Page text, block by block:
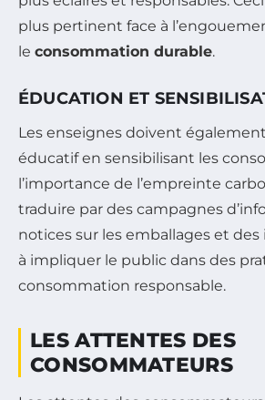
plus pertinent face à
le consommation durable.
ÉDUCATION ET
Les enseignes doivent
éducatif en sensibilisant les
l’importance de l’empreinte
traduire par des campagnes
notices sur les emballages et
à impliquer le public dans des
consommation responsable.
LES ATTENTES DES
CONSOMMATEURS